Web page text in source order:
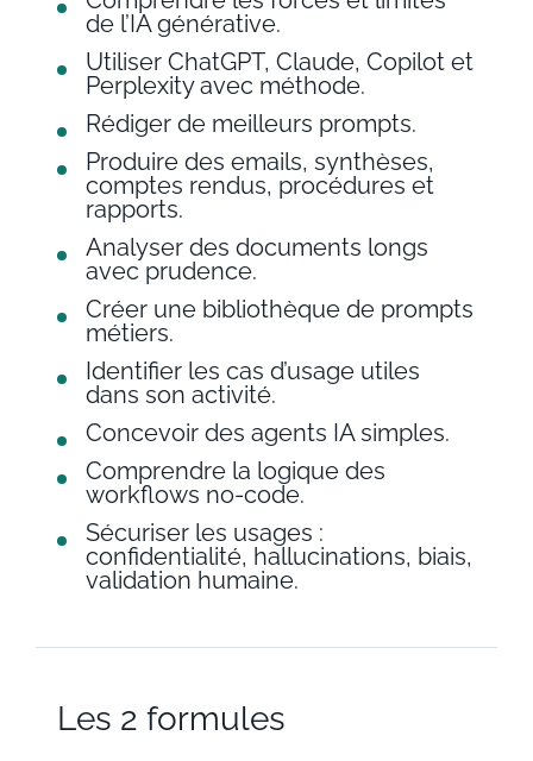
de l’IA générative.
Utiliser ChatGPT, Claude, Copilot et
Perplexity avec méthode.
Rédiger de meilleurs prompts.
Produire des emails, synthèses,
comptes rendus, procédures et
rapports.
Analyser des documents longs
avec prudence.
Créer une bibliothèque de prompts
métiers.
Identifier les cas d’usage utiles
dans son activité.
Concevoir des agents IA simples.
Comprendre la logique des
workflows no-code.
Sécuriser les usages :
confidentialité, hallucinations, biais,
validation humaine.
Les 2 formules